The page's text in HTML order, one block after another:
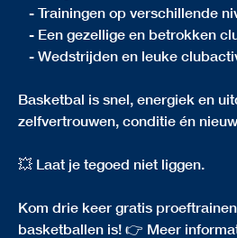
- Trainingen op verschillende
- Een gezellige en betrokken
- Wedstrijden en leuke
Basketbal is snel, energiek en
zelfvertrouwen, conditie én
💥 Laat je tegoed niet liggen.
Kom drie keer gratis
basketballen is! 👉 Meer